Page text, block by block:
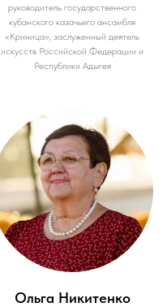
руководитель государственного
кубанского казачьего ансамбля
«Криница», заслуженный деятель
искусств Российской Федерации и
Республики Адыгея
Ольга Никитенко